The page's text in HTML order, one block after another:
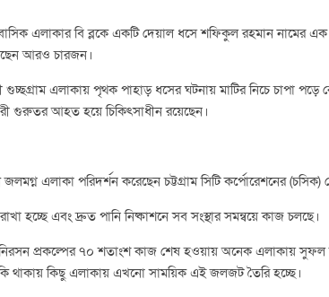
এলাকার বি ব্লকে একটি দেয়াল ধসে শফিকুল রহমান নামের
আরও চারজন।
গুচ্ছগ্রাম এলাকায় পৃথক পাহাড় ধসের ঘটনায় মাটির নিচে চাপা
গুরুতর আহত হয়ে চিকিৎসাধীন রয়েছেন।
জলমগ্ন এলাকা পরিদর্শন করেছেন চট্টগ্রাম সিটি কর্পোরেশনের
হচ্ছে এবং দ্রুত পানি নিষ্কাশনে সব সংস্থার সমন্বয়ে কাজ চলছে।
প্রকল্পের ৭০ শতাংশ কাজ শেষ হওয়ায় অনেক এলাকায় সুফল
থাকায় কিছু এলাকায় এখনো সাময়িক এই জলজট তৈরি হচ্ছে।